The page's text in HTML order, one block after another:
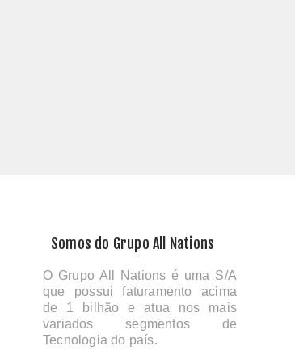
Somos do Grupo All Nations
O Grupo All Nations é uma S/A
que possui faturamento acima
de 1 bilhão e atua nos mais
variados segmentos de
Tecnologia do país.